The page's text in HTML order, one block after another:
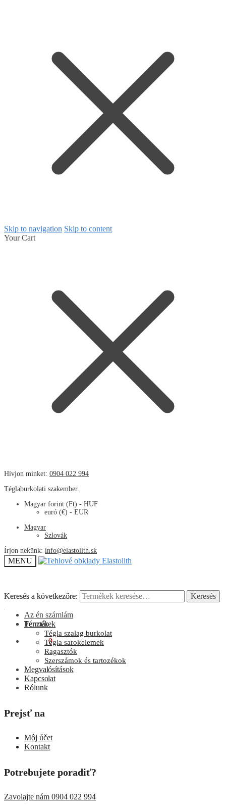
Skip to navigation Skip to content
Your Cart
Hívjon minket: 0904 022 994
Téglaburkolati szakember.
Magyar forint (Ft) - HUF
euró (€) - EUR
Magyar
Szlovák
Írjon nekünk: info@elastolith.sk
MENU
Keresés a következőre: Keresés
Az én számlám
Pénztár
0,00 Ft 0
Keresés a következőre: Keresés
Termékek
Tégla szalag burkolat
Tégla sarokelemek
Ragasztók
Szerszámok és tartozékok
Megvalósítások
Kapcsolat
Rólunk
Prejsť na
Môj účet
Kontakt
Potrebujete poradiť?
Zavolajte nám 0904 022 994